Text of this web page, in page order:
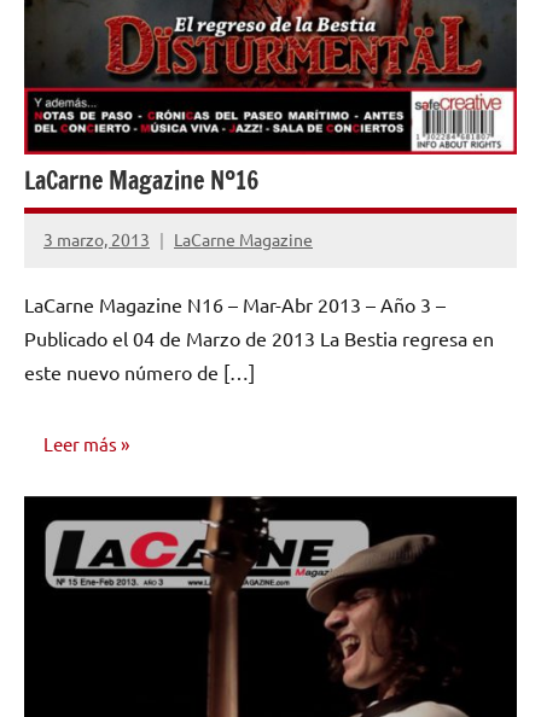
LaCarne Magazine Nº16
3 marzo, 2013 LaCarne Magazine
No
comentarios
LaCarne Magazine N16 – Mar-Abr 2013 – Año 3 –
Publicado el 04 de Marzo de 2013 La Bestia regresa en
este nuevo número de […]
Leer más
NÚMEROS
PUBLICADOS